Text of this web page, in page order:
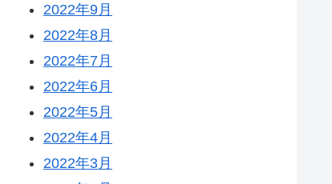
2022年9月
2022年8月
2022年7月
2022年6月
2022年5月
2022年4月
2022年3月